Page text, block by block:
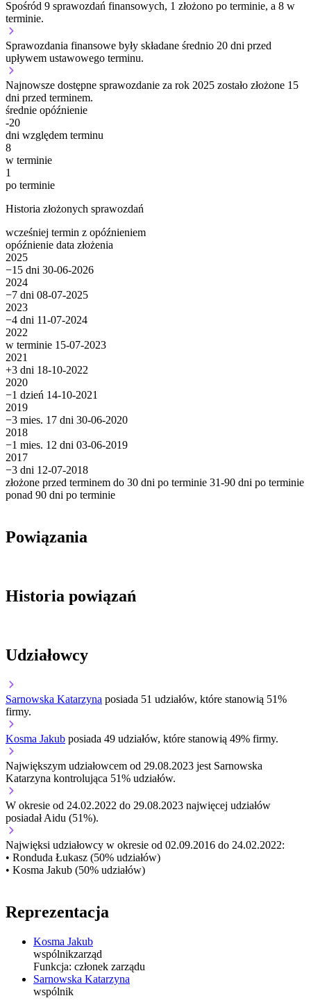
Spośród 9 sprawozdań finansowych, 1 złożono po terminie, a 8 w
terminie.
Sprawozdania finansowe były składane średnio 20 dni przed
upływem ustawowego terminu.
Najnowsze dostępne sprawozdanie za rok 2025 zostało złożone 15
dni przed terminem.
średnie opóźnienie
-20
dni względem terminu
8
w terminie
1
po terminie
Historia złożonych sprawozdań
wcześniej termin z opóźnieniem
opóźnienie data złożenia
2025
−15 dni 30-06-2026
2024
−7 dni 08-07-2025
2023
−4 dni 11-07-2024
2022
w terminie 15-07-2023
2021
+3 dni 18-10-2022
2020
−1 dzień 14-10-2021
2019
−3 mies. 17 dni 30-06-2020
2018
−1 mies. 12 dni 03-06-2019
2017
−3 dni 12-07-2018
złożone przed terminem do 30 dni po terminie 31-90 dni po terminie
ponad 90 dni po terminie
Powiązania
Historia powiązań
Udziałowcy
Sarnowska Katarzyna posiada 51 udziałów, które stanowią 51%
firmy.
Kosma Jakub posiada 49 udziałów, które stanowią 49% firmy.
Największym udziałowcem od 29.08.2023 jest Sarnowska
Katarzyna kontrolująca 51% udziałów.
W okresie od 24.02.2022 do 29.08.2023 najwięcej udziałów
posiadał Aidu (51%).
Najwięksi udziałowcy w okresie od 02.09.2016 do 24.02.2022:
• Ronduda Łukasz (50% udziałów)
• Kosma Jakub (50% udziałów)
Reprezentacja
Kosma Jakub
wspólnikzarząd
Funkcja: członek zarządu
Sarnowska Katarzyna
wspólnik